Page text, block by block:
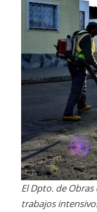
El Dpto. de
trabajos